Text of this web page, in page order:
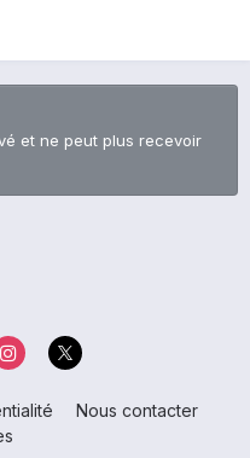
et ne peut plus recevoir
Nous contacter